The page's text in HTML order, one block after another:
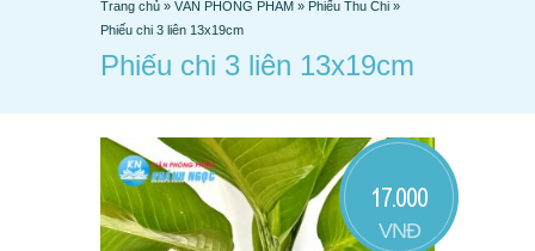
Trang chủ » VĂN PHÒNG PHẨM » Phiếu Thu Chi »
Phiếu chi 3 liên 13x19cm
Phiếu chi 3 liên 13x19cm
17.000
VNĐ